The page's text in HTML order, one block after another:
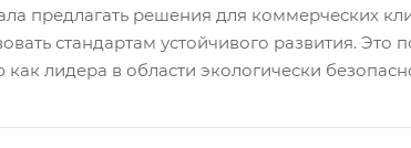
предлагать решения для коммерческих
стандартам устойчивого развития.
как лидера в области экологически